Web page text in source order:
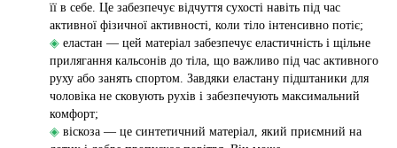
її в себе. Це забезпечує відчуття сухості навіть під час
активної фізичної активності, коли тіло інтенсивно потіє;
◈ еластан — цей матеріал забезпечує еластичність і щільне
прилягання кальсонів до тіла, що важливо під час активного
руху або занять спортом. Завдяки еластану підштаники для
чоловіка не сковують рухів і забезпечують максимальний
комфорт;
◈ віскоза — це синтетичний матеріал, який приємний на